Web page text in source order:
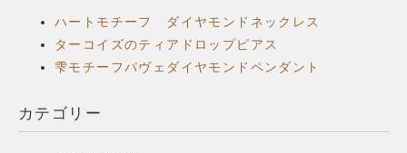
ハートモチーフ ダイヤモンドネックレス
ターコイズのティアドロップピアス
雫モチーフパヴェダイヤモンドペンダント
カテゴリー